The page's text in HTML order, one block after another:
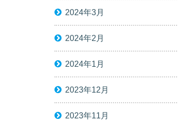
2024年3月
2024年2月
2024年1月
2023年12月
2023年11月